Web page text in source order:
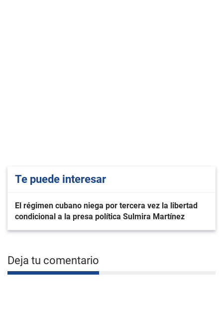
Te puede interesar
El régimen cubano niega por tercera vez la libertad
condicional a la presa política Sulmira Martínez
Deja tu comentario